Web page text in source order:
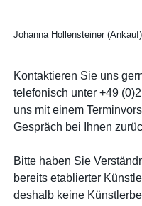
Johanna Hollensteiner (Ankauf)
Kontaktieren Sie uns
telefonisch unter +49
uns mit einem
Gespräch bei Ihnen
Bitte haben Sie
bereits etablierter
deshalb keine